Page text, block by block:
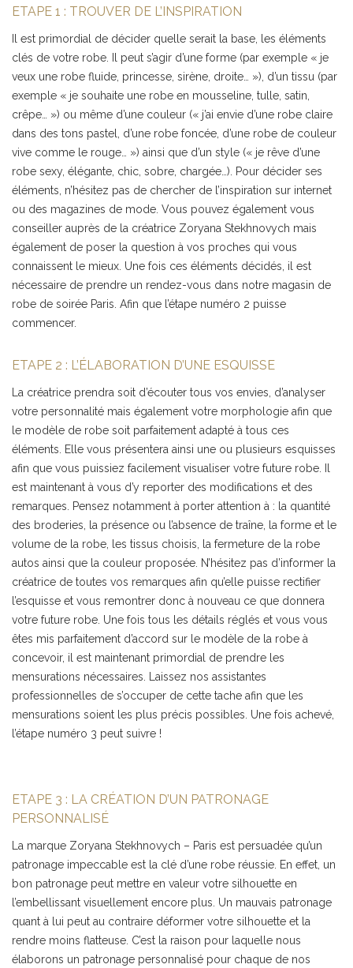
ETAPE 1 : TROUVER DE L’INSPIRATION
Il est primordial de décider quelle serait la base, les éléments
clés de votre robe. Il peut s’agir d’une forme (par exemple « je
veux une robe fluide, princesse, sirène, droite… »), d’un tissu (par
exemple « je souhaite une robe en mousseline, tulle, satin,
crêpe… ») ou même d’une couleur (« j’ai envie d’une robe claire
dans des tons pastel, d’une robe foncée, d’une robe de couleur
vive comme le rouge… ») ainsi que d’un style (« je rêve d’une
robe sexy, élégante, chic, sobre, chargée…). Pour décider ses
éléments, n’hésitez pas de chercher de l’inspiration sur internet
ou des magazines de mode. Vous pouvez également vous
conseiller auprès de la créatrice Zoryana Stekhnovych mais
également de poser la question à vos proches qui vous
connaissent le mieux. Une fois ces éléments décidés, il est
nécessaire de prendre un rendez-vous dans notre magasin de
robe de soirée Paris. Afin que l’étape numéro 2 puisse
commencer.
ETAPE 2 : L’ÉLABORATION D’UNE ESQUISSE
La créatrice prendra soit d’écouter tous vos envies, d’analyser
votre personnalité mais également votre morphologie afin que
le modèle de robe soit parfaitement adapté à tous ces
éléments. Elle vous présentera ainsi une ou plusieurs esquisses
afin que vous puissiez facilement visualiser votre future robe. Il
est maintenant à vous d’y reporter des modifications et des
remarques. Pensez notamment à porter attention à : la quantité
des broderies, la présence ou l’absence de traîne, la forme et le
volume de la robe, les tissus choisis, la fermeture de la robe
autos ainsi que la couleur proposée. N’hésitez pas d’informer la
créatrice de toutes vos remarques afin qu’elle puisse rectifier
l’esquisse et vous remontrer donc à nouveau ce que donnera
votre future robe. Une fois tous les détails réglés et vous vous
êtes mis parfaitement d’accord sur le modèle de la robe à
concevoir, il est maintenant primordial de prendre les
mensurations nécessaires. Laissez nos assistantes
professionnelles de s’occuper de cette tache afin que les
mensurations soient les plus précis possibles. Une fois achevé,
l’étape numéro 3 peut suivre !
ETAPE 3 : LA CRÉATION D’UN PATRONAGE
PERSONNALISÉ
La marque Zoryana Stekhnovych – Paris est persuadée qu’un
patronage impeccable est la clé d’une robe réussie. En effet, un
bon patronage peut mettre en valeur votre silhouette en
l’embellissant visuellement encore plus. Un mauvais patronage
quant à lui peut au contraire déformer votre silhouette et la
rendre moins flatteuse. C’est la raison pour laquelle nous
élaborons un patronage personnalisé pour chaque de nos